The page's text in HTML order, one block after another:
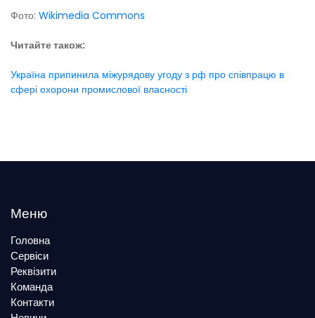
Фото: Wikimedia Commons
Читайте також:
Україна припинила міжурядову угоду з рф про співпрацю в
сфері охорони промислової власності
Меню
Головна
Сервіси
Реквізити
Команда
Контакти